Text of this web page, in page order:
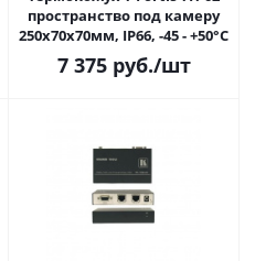
пространство под камеру
250x70x70мм, IP66, -45 - +50°С
7 375руб./шт